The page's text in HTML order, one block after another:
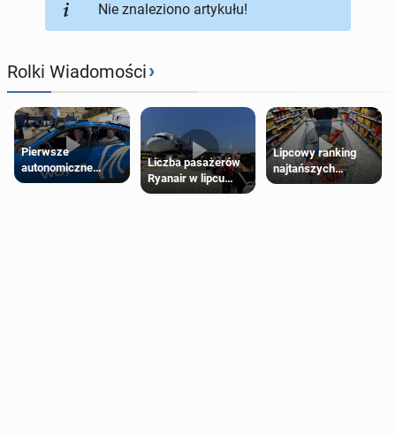
Nie znaleziono artykułu!
Rolki Wiadomości›
Pierwsze
autonomiczne
Ubery pojawią się
Liczba pasażerów
Ryanair w lipcu
pobiła rekord
Lipcowy ranking
najtańszych
supermarketów